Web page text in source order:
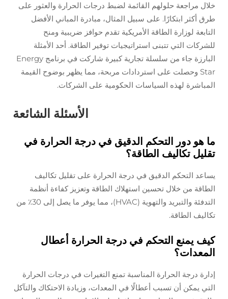
خلال مراجعة حلولهم القائمة لضبط درجات الحرارة والعثور على
طرق أكثر ابتكارًا. على سبيل المثال، مبادرة المباني الأفضل
التابعة لوزارة الطاقة الأمريكية تقدم حوافز ضريبية ومنح
للشركات التي تتبنى استراتيجيات توفير الطاقة. أحد الأمثلة
البارزة جاء من سلسلة تجارية كبيرة شاركت في برنامج Energy
Star وحصلت على استردادات مربحة، مما يظهر بوضوح القيمة
المباشرة لهذه السياسات الحكومية على الشركات.
الأسئلة الشائعة
ما هو دور التحكم الدقيق في درجة الحرارة في
تقليل تكاليف الطاقة؟
يساعد التحكم الدقيق في درجة الحرارة على تقليل تكاليف
الطاقة من خلال تحسين استهلاك الطاقة وتعزيز كفاءة أنظمة
التدفئة والتبريد والتهوية (HVAC)، مما يوفر ما يصل إلى 30٪ من
تكاليف الطاقة.
كيف يمنع التحكم في درجة الحرارة أعطال
المعدات؟
إدارة درجة الحرارة المناسبة تمنع التغيرات في درجات الحرارة
التي يمكن أن تسبب أعطالًا في المعدات، وزيادة الاحتكاك والتآكل